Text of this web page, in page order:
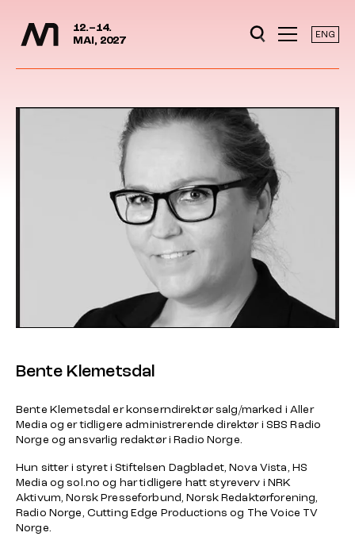
Hopp til hovedinnhold
12.–14.
MAI, 2027
ENG
Bente Klemetsdal
Bente Klemetsdal er konserndirektør salg/marked i Aller
Media og er tidligere administrerende direktør i SBS Radio
Norge og ansvarlig redaktør i Radio Norge.
Hun sitter i styret i Stiftelsen Dagbladet, Nova Vista, HS
Media og sol.no og har tidligere hatt styreverv i NRK
Aktivum, Norsk Presseforbund, Norsk Redaktørforening,
Radio Norge, Cutting Edge Productions og The Voice TV
Norge.